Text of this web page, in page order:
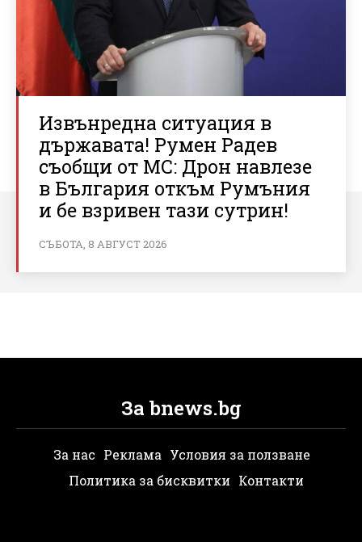
Извънредна ситуация в
държавата! Румен Радев
съобщи от МС: Дрон навлезе
в България откъм Румъния
и бе взривен тази сутрин!
СЪБОТА, 8 АВГУСТ 2026
За bnews.bg
За нас Реклама Условия за ползване
Политика за бисквитки Контакти